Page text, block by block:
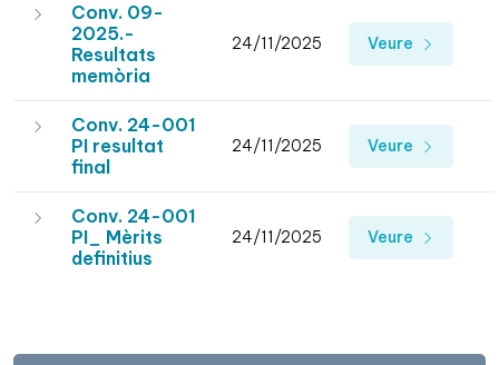
Conv. 09-
2025.-
Resultats
memòria
24/11/2025 Veure
Conv. 24-001
PI resultat
final
24/11/2025 Veure
Conv. 24-001
PI_ Mèrits
definitius
24/11/2025 Veure